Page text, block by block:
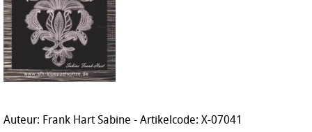
Auteur: Frank Hart Sabine - Artikelcode: X-07041